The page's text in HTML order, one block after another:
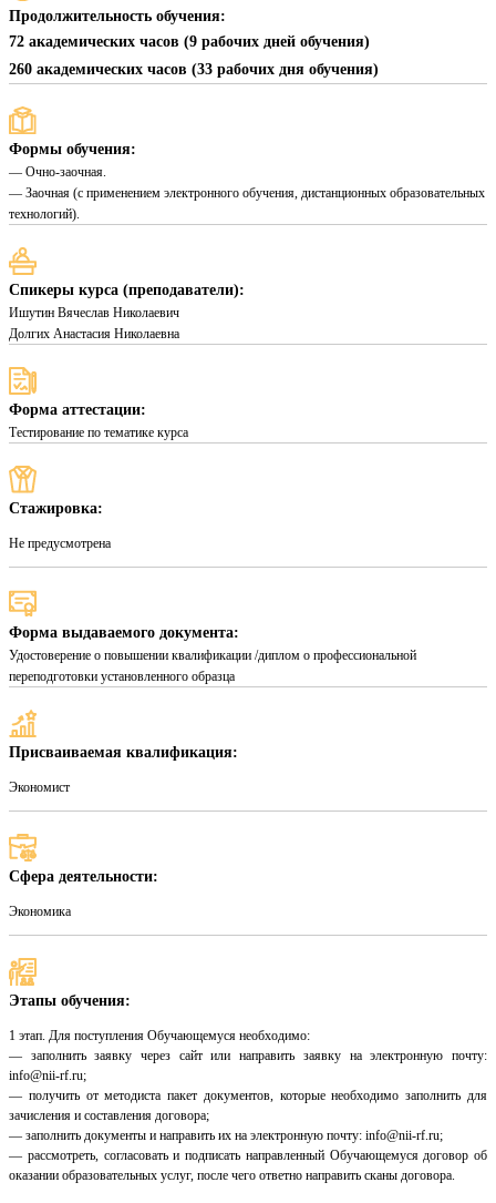
Продолжительность обучения:
72 академических часов (9 рабочих дней обучения)
260 академических часов (33 рабочих дня обучения)
Формы обучения:
— Очно-заочная.
— Заочная (с применением электронного обучения, дистанционных образовательных
технологий).
Спикеры курса (преподаватели):
Ишутин Вячеслав Николаевич
Долгих Анастасия Николаевна
Форма аттестации:
Тестирование по тематике курса
Стажировка:
Не предусмотрена
Форма выдаваемого документа:
Удостоверение о повышении квалификации /диплом о профессиональной
переподготовки установленного образца
Присваиваемая квалификация:
Экономист
Сфера деятельности:
Экономика
Этапы обучения:
1 этап. Для поступления Обучающемуся необходимо:
— заполнить заявку через сайт или направить заявку на электронную почту:
info@nii-rf.ru;
— получить от методиста пакет документов, которые необходимо заполнить для
зачисления и составления договора;
— заполнить документы и направить их на электронную почту: info@nii-rf.ru;
— рассмотреть, согласовать и подписать направленный Обучающемуся договор об
оказании образовательных услуг, после чего ответно направить сканы договора.